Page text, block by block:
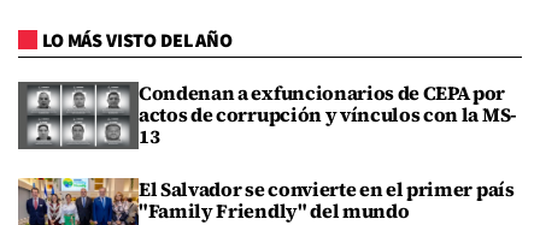
LO MÁS VISTO DEL AÑO
Condenan a exfuncionarios de CEPA por
actos de corrupción y vínculos con la MS-
13
El Salvador se convierte en el primer país
"Family Friendly" del mundo